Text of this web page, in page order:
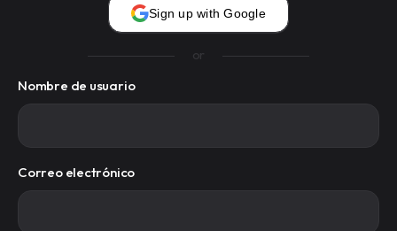
Iniciar sesión Registrarse
Sign up with Google
or
Nombre de usuario
Correo electrónico
smmtarget.net
APIFAQCondiciones Del Servicio